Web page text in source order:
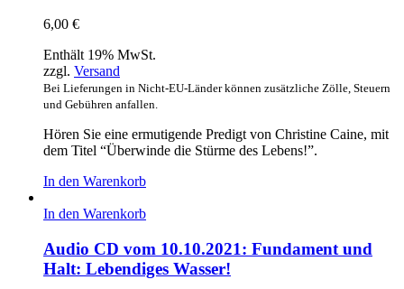
6,00 €
Enthält 19% MwSt.
zzgl. Versand
Bei Lieferungen in Nicht-EU-Länder können zusätzliche Zölle, Steuern
und Gebühren anfallen.
Hören Sie eine ermutigende Predigt von Christine Caine, mit
dem Titel “Überwinde die Stürme des Lebens!”.
In den Warenkorb
In den Warenkorb
Audio CD vom 10.10.2021: Fundament und
Halt: Lebendiges Wasser!